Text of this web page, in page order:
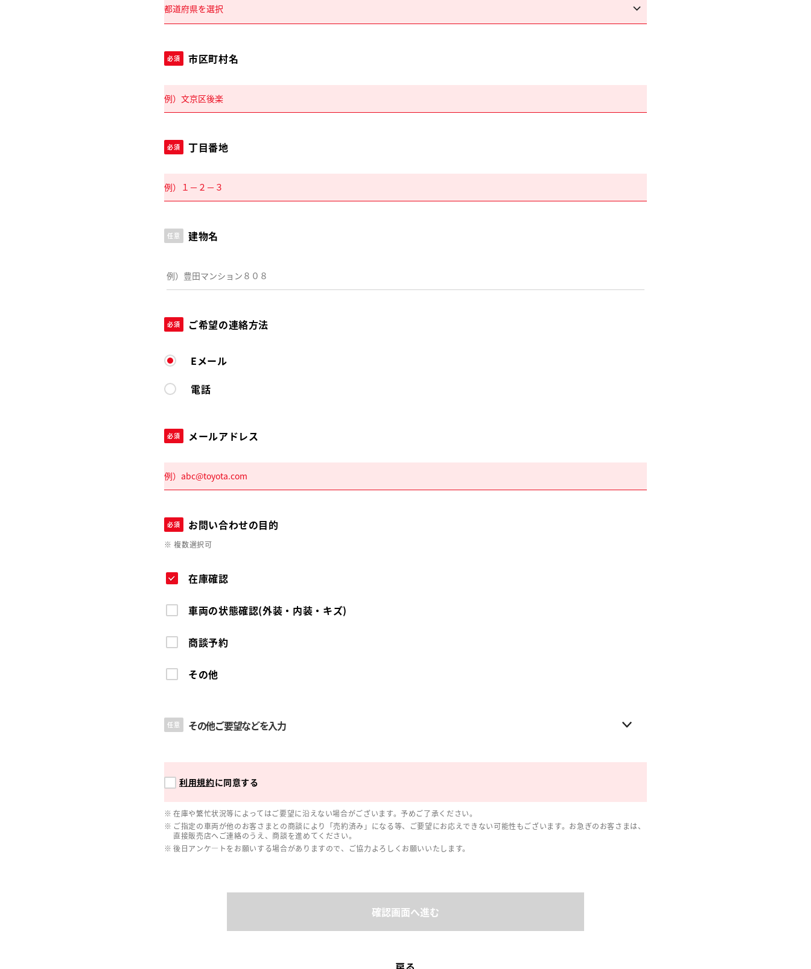
必須 市区町村名
必須 丁目番地
任意 建物名
必須 ご希望の連絡方法
Eメール
電話
必須 メールアドレス
必須 お問い合わせの目的
※ 複数選択可
在庫確認
車両の状態確認(外装・内装・キズ)
商談予約
その他
任意 その他ご要望などを入力
利用規約に同意する
在庫や繁忙状況等によってはご要望に沿えない場合がございます。予めご了承ください。
ご指定の車両が他のお客さまとの商談により「売約済み」になる等、ご要望にお応えできない可能性もございます。お急ぎのお客さまは、
直接販売店へご連絡のうえ、商談を進めてください。
後日アンケ―トをお願いする場合がありますので、ご協力よろしくお願いいたします。
確認画面へ進む